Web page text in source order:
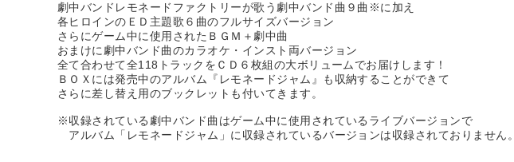
劇中バンドレモネードファクトリーが歌う劇中バンド曲９曲※に加え
各ヒロインのＥＤ主題歌６曲のフルサイズバージョン
さらにゲーム中に使用されたＢＧＭ＋劇中曲
おまけに劇中バンド曲のカラオケ・インスト両バージョン
全て合わせて全118トラックをＣＤ６枚組の大ボリュームでお届けします！
ＢＯＸには発売中のアルバム『レモネードジャム』も収納することができて
さらに差し替え用のブックレットも付いてきます。
※収録されている劇中バンド曲はゲーム中に使用されているライブバージョンで
アルバム「レモネードジャム」に収録されているバージョンは収録されておりません。